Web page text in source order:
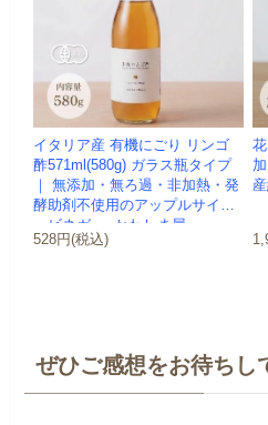
イタリア産 有機にごり リンゴ
酢571ml(580g) ガラス瓶タイプ
｜ 無添加・無ろ過・非加熱・発
酵助剤不使用のアップルサイダ
ービネガー -かわしま屋-
528円(税込)
ぜひご感想をお待ちし